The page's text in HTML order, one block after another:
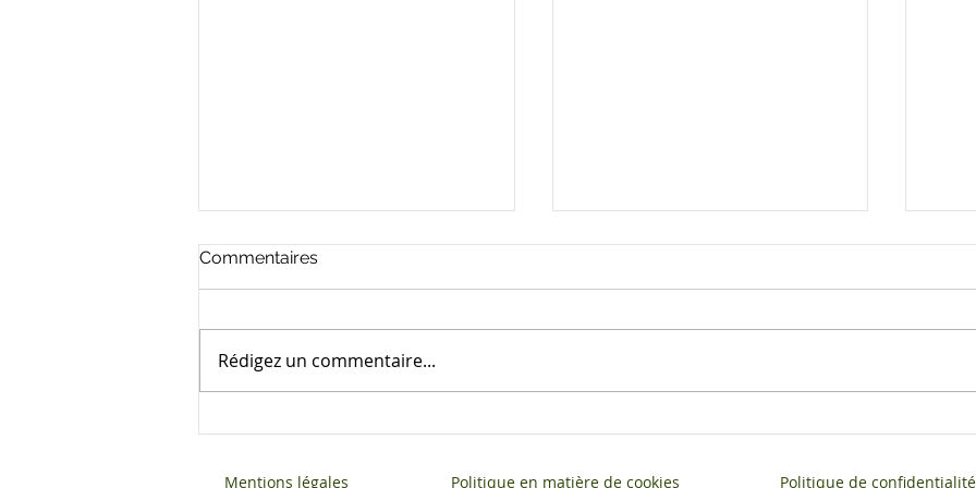
pour la transition verte
Commentaires
Rédigez un commentaire...
Mentions légales Politique en matière de cookies Politique de confidentialité